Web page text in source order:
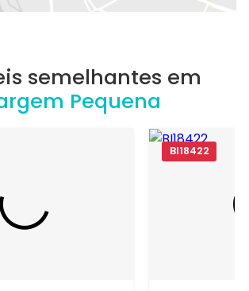
semelhantes em
Pequena
BI18422